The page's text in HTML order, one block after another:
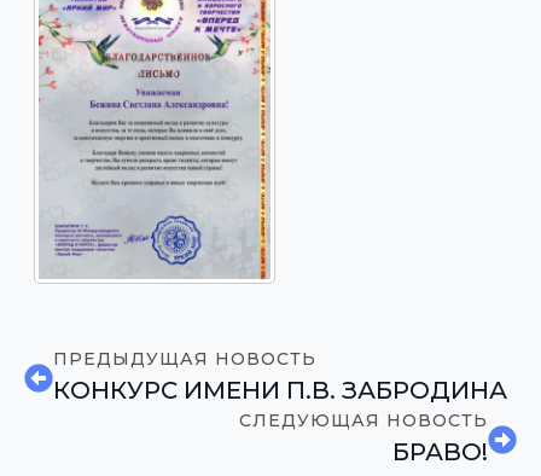
ПРЕДЫДУЩАЯ НОВОСТЬ
КОНКУРС ИМЕНИ П.В. ЗАБРОДИНА
СЛЕДУЮЩАЯ НОВОСТЬ
БРАВО!